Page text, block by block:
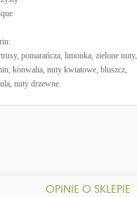
pomarańcza, limonka, zielone nuty,
konwalia, nuty kwiatowe, bluszcz,
nuty drzewne.
OPINIE O SKLEPIE